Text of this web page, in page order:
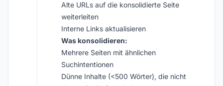
Alte URLs auf die konsolidierte Seite
weiterleiten
Interne Links aktualisieren
Was konsolidieren:
Mehrere Seiten mit ähnlichen
Suchintentionen
Dünne Inhalte (<500 Wörter), die nicht